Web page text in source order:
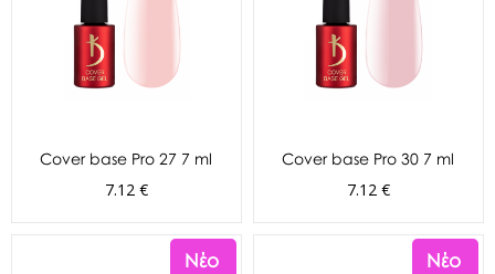
Cover base Pro 27 7 ml
7.12 €
Cover base Pro 30 7 ml
7.12 €
Νέο Νέο